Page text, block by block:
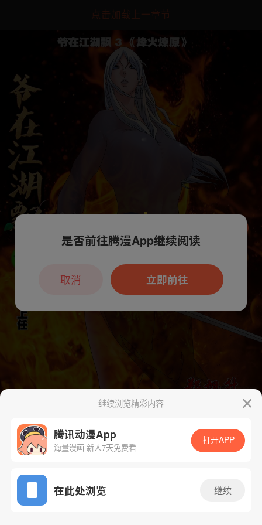
点击加载上一章节
App免费看
下一话 腾漫App免费看
继续浏览精彩内容
腾讯动漫App
海量漫画 新人7天免费看
打开APP
在此处浏览 继续
本章节仅支持App阅读，可打开App新用
户7天免费看
是否前往腾漫App继续阅读
立即前往
取消